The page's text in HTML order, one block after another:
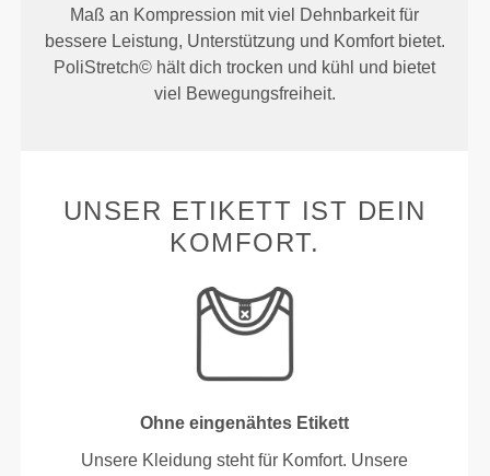
Maß an Kompression mit viel Dehnbarkeit für
bessere Leistung, Unterstützung und Komfort bietet.
PoliStretch© hält dich trocken und kühl und bietet
viel Bewegungsfreiheit.
UNSER ETIKETT IST DEIN
KOMFORT.
Ohne eingenähtes Etikett
Unsere Kleidung steht für Komfort. Unsere